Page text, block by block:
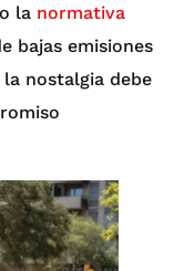
la normativa
bajas emisiones
nostalgia debe